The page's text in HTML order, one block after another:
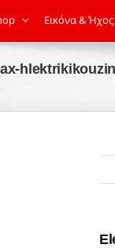
Εικόνα & Ήχος